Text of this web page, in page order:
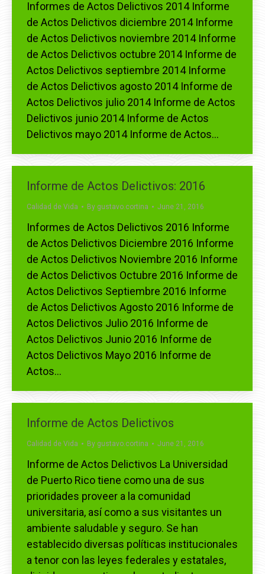
Informes de Actos Delictivos 2014 Informe
de Actos Delictivos diciembre 2014 Informe
de Actos Delictivos noviembre 2014 Informe
de Actos Delictivos octubre 2014 Informe de
Actos Delictivos septiembre 2014 Informe
de Actos Delictivos agosto 2014 Informe de
Actos Delictivos julio 2014 Informe de Actos
Delictivos junio 2014 Informe de Actos
Delictivos mayo 2014 Informe de Actos…
Informe de Actos Delictivos: 2016
Calidad de Vida By gustavo.cortina June 21, 2016
Informes de Actos Delictivos 2016 Informe
de Actos Delictivos Diciembre 2016 Informe
de Actos Delictivos Noviembre 2016 Informe
de Actos Delictivos Octubre 2016 Informe de
Actos Delictivos Septiembre 2016 Informe
de Actos Delictivos Agosto 2016 Informe de
Actos Delictivos Julio 2016 Informe de
Actos Delictivos Junio 2016 Informe de
Actos Delictivos Mayo 2016 Informe de
Actos…
Informe de Actos Delictivos
Calidad de Vida By gustavo.cortina June 21, 2016
Informe de Actos Delictivos La Universidad
de Puerto Rico tiene como una de sus
prioridades proveer a la comunidad
universitaria, así como a sus visitantes un
ambiente saludable y seguro. Se han
establecido diversas políticas institucionales
a tenor con las leyes federales y estatales,